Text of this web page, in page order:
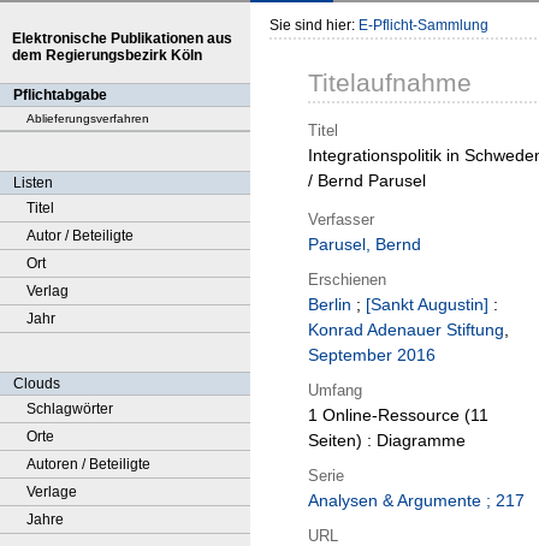
Elektronische Publikationen aus
dem Regierungsbezirk Köln
Pflichtabgabe
Ablieferungsverfahren
Listen
Titel
Autor / Beteiligte
Ort
Verlag
Jahr
Clouds
Schlagwörter
Orte
Autoren / Beteiligte
Verlage
Jahre
Sie sind hier: E-Pflicht-Sammlung
Titelaufnahme
Titel
Integrationspolitik in
/ Bernd Parusel
Verfasser
Parusel, Bernd
Erschienen
Berlin ; [Sankt Augustin] :
Konrad Adenauer Stiftung,
September 2016
Umfang
1 Online-Ressource (11
Seiten) : Diagramme
Serie
Analysen & Argumente ; 217
URL